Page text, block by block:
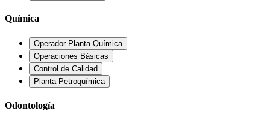
Química
Operador Planta Química
Operaciones Básicas
Control de Calidad
Planta Petroquímica
Odontología